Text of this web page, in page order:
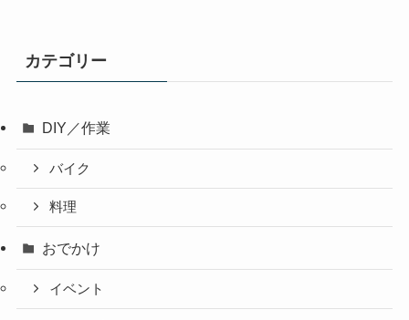
カテゴリー
DIY／作業
バイク
料理
おでかけ
イベント